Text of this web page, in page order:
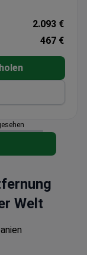
bei
2.093 €
467 €
Welt